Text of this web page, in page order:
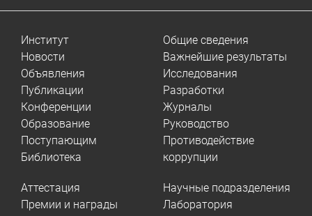
Институт
Новости
Объявления
Публикации
Конференции
Образование
Поступающим
Библиотека
Общие сведения
Важнейшие результаты
Исследования
Разработки
Журналы
Руководство
Противодействие
коррупции
Аттестация
Премии и награды
Научные подразделения
Лаборатория